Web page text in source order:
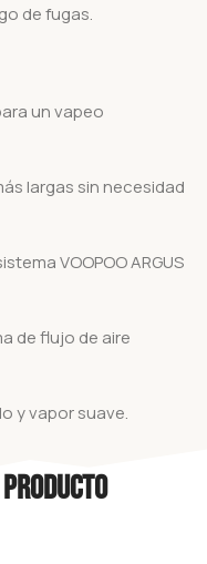
de fugas.
un vapeo
largas sin necesidad
VOOPOO ARGUS
de flujo de aire
y vapor suave.